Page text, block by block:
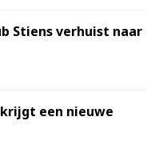
Stiens verhuist naar
een nieuwe